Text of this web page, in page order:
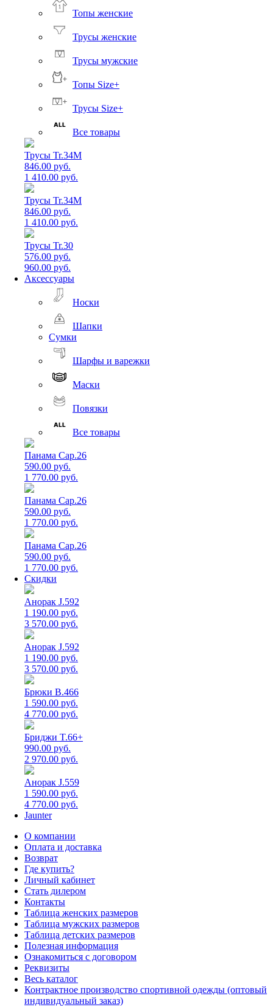
Топы женские
Трусы женские
Трусы мужские
Топы Size+
Трусы Size+
Все товары
Трусы Tr.34M
846.00 руб.
1 410.00 руб.
Трусы Tr.34M
846.00 руб.
1 410.00 руб.
Трусы Tr.30
576.00 руб.
960.00 руб.
Аксессуары
Носки
Шапки
Сумки
Шарфы и варежки
Маски
Повязки
Все товары
Панама Cap.26
590.00 руб.
1 770.00 руб.
Панама Cap.26
590.00 руб.
1 770.00 руб.
Панама Cap.26
590.00 руб.
1 770.00 руб.
Скидки
Анорак J.592
1 190.00 руб.
3 570.00 руб.
Анорак J.592
1 190.00 руб.
3 570.00 руб.
Брюки B.466
1 590.00 руб.
4 770.00 руб.
Бриджи T.66+
990.00 руб.
2 970.00 руб.
Анорак J.559
1 590.00 руб.
4 770.00 руб.
Jaunter
О компании
Оплата и доставка
Возврат
Где купить?
Личный кабинет
Стать дилером
Контакты
Таблица женских размеров
Таблица мужских размеров
Таблица детских размеров
Полезная информация
Ознакомиться с договором
Реквизиты
Весь каталог
Контрактное производство спортивной одежды (оптовый
индивидуальный заказ)